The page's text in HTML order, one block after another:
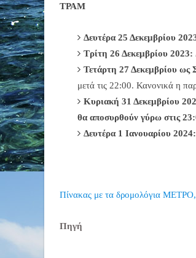
ΤΡΑΜ
Δευτέρα 25 Δεκεμβρίου
Τρίτη 26 Δεκεμβρίου 2023:
Τετάρτη 27 Δεκεμβρίου ως
μετά τις 22:00. Κανονικά η
Κυριακή 31 Δεκεμβρίου
θα αποσυρθούν γύρω στις
Δευτέρα 1 Ιανουαρίου 2024:
Πίνακας με τα δρομολόγια
Πηγή